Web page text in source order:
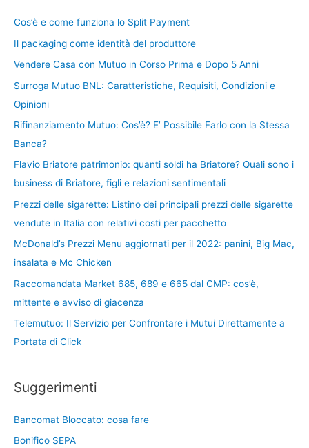
Cos’è e come funziona lo Split Payment
Il packaging come identità del produttore
Vendere Casa con Mutuo in Corso Prima e Dopo 5 Anni
Surroga Mutuo BNL: Caratteristiche, Requisiti, Condizioni e
Opinioni
Rifinanziamento Mutuo: Cos’è? E’ Possibile Farlo con la Stessa
Banca?
Flavio Briatore patrimonio: quanti soldi ha Briatore? Quali sono i
business di Briatore, figli e relazioni sentimentali
Prezzi delle sigarette: Listino dei principali prezzi delle sigarette
vendute in Italia con relativi costi per pacchetto
McDonald’s Prezzi Menu aggiornati per il 2022: panini, Big Mac,
insalata e Mc Chicken
Raccomandata Market 685, 689 e 665 dal CMP: cos’è,
mittente e avviso di giacenza
Telemutuo: Il Servizio per Confrontare i Mutui Direttamente a
Portata di Click
Suggerimenti
Bancomat Bloccato: cosa fare
Bonifico SEPA